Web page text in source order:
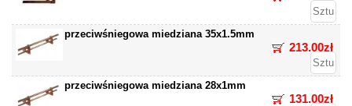
Rura przeciwśniegowa miedziana 35x1.5mm
213.00zł
Rura przeciwśniegowa miedziana 28x1mm
131.00zł